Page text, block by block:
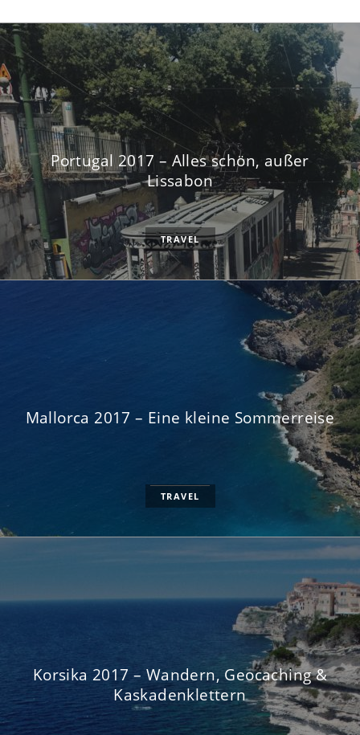
Portugal 2017 – Alles schön, außer
Lissabon
TRAVEL
Mallorca 2017 – Eine kleine Sommerreise
TRAVEL
Korsika 2017 – Wandern, Geocaching &
Kaskadenklettern